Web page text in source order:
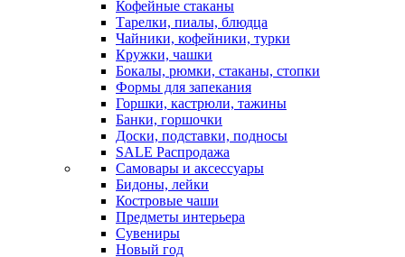
Кофейные стаканы
Тарелки, пиалы, блюдца
Чайники, кофейники, турки
Кружки, чашки
Бокалы, рюмки, стаканы, стопки
Формы для запекания
Горшки, кастрюли, тажины
Банки, горшочки
Доски, подставки, подносы
SALE Распродажа
Самовары и аксессуары
Бидоны, лейки
Костровые чаши
Предметы интерьера
Сувениры
Новый год